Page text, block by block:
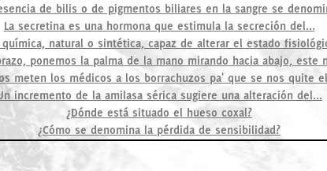
de bilis o de pigmentos biliares en la sangre se
La secretina es una hormona que estimula la secreción del...
natural o sintética, capaz de alterar el estado
ponemos la palma de la mano mirando hacia abajo, este
meten los médicos a los borrachuzos pa' que se nos quite
incremento de la amilasa sérica sugiere una alteración del...
¿Dónde está situado el hueso coxal?
¿Cómo se denomina la pérdida de sensibilidad?